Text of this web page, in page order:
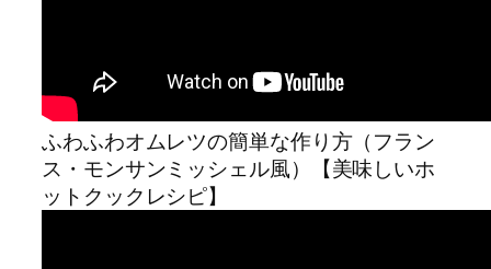
ふわふわオムレツの簡単な作り方（フラン
ス・モンサンミッシェル風）【美味しいホ
ットクックレシピ】